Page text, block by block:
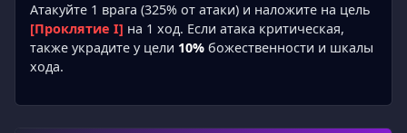
Атакуйте 1 врага (325% от атаки) и наложите на цель
[Проклятие I] на 1 ход. Если атака критическая,
также украдите у цели 10% божественности и шкалы
хода.